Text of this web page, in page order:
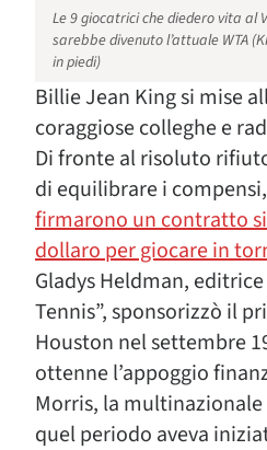
Le 9 giocatrici che diedero vita al
sarebbe divenuto l’attuale WTA
in piedi)
Billie Jean King si mise
coraggiose colleghe e
Di fronte al risoluto
di equilibrare i compensi,
firmarono un contratto
dollaro per giocare in
Gladys Heldman,
Tennis”, sponsorizzò il
Houston nel settembre
ottenne l’appoggio
Morris, la
quel periodo aveva